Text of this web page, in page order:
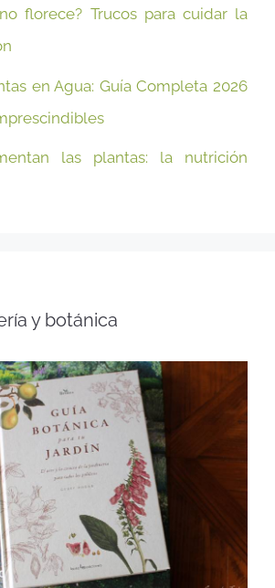
florece? Trucos para cuidar la
en Agua: Guía Completa 2026
las plantas: la nutrición
y botánica